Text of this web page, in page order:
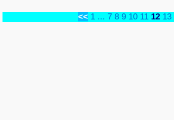
<< 1 ... 7 8 9 10 11 12 13